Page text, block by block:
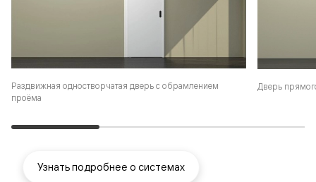
Раздвижная одностворчатая дверь с обрамлением
проёма
Дверь
Узнать подробнее о системах